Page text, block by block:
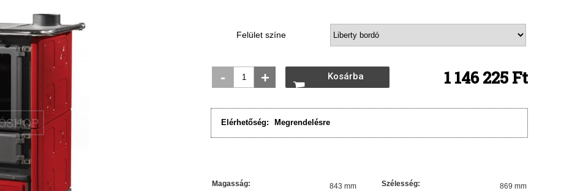
Felület színe
- +
Kosárba
1 146 225 Ft
Elérhetőség: Megrendelésre
Magasság: 843 mm Szélesség:
869 mm